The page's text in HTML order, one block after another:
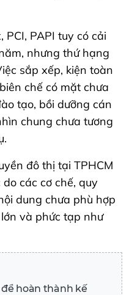
PCI, PAPI tuy có cải
nhưng thứ hạng
sắp xếp, kiện toàn
chế có mặt chưa
tạo, bồi dưỡng cán
chung chưa tương
đô thị tại TPHCM
các cơ chế, quy
dung chưa phù hợp
và phức tạp như
để hoàn thành kế